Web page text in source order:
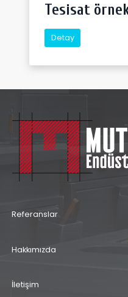
Tesisat
Detay
Referanslar
Hakkımızda
İletişim